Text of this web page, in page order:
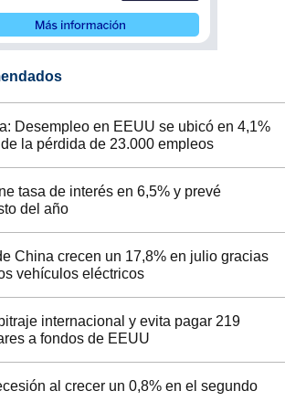
Desempleo en EEUU se ubicó en 4,1%
la pérdida de 23.000 empleos
tasa de interés en 6,5% y prevé
del año
China crecen un 17,8% en julio gracias
vehículos eléctricos
internacional y evita pagar 219
a fondos de EEUU
al crecer un 0,8% en el segundo